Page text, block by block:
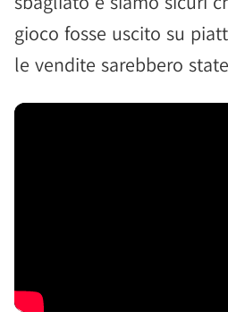
gioco fosse uscito su
le vendite sarebbero